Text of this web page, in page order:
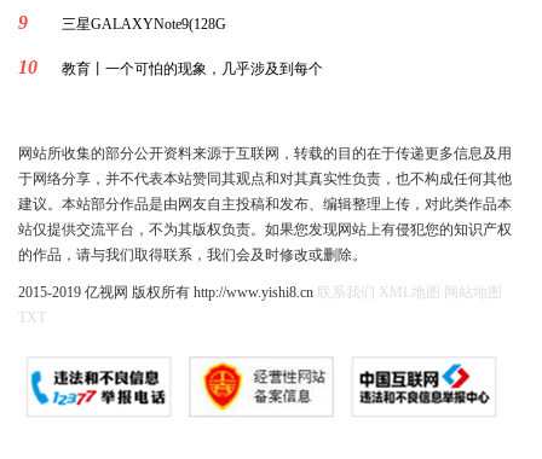
9 三星GALAXYNote9(128G
10 教育丨一个可怕的现象，几乎涉及到每个
网站所收集的部分公开资料来源于互联网，转载的目的在于传递更多信息及用
于网络分享，并不代表本站赞同其观点和对其真实性负责，也不构成任何其他
建议。本站部分作品是由网友自主投稿和发布、编辑整理上传，对此类作品本
站仅提供交流平台，不为其版权负责。如果您发现网站上有侵犯您的知识产权
的作品，请与我们取得联系，我们会及时修改或删除。
2015-2019 亿视网 版权所有 http://www.yishi8.cn 联系我们 XML地图
网站地图
TXT